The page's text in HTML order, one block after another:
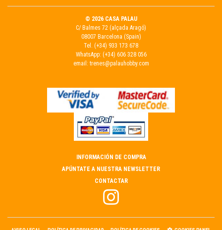
© 2026 CASA PALAU
C/ Balmes 72 (alçada Aragó)
08007 Barcelona (Spain)
Tel. (+34) 933 173 678
WhatsApp: (+34) 606 328 056
email: trenes@palauhobby.com
INFORMACIÓN DE COMPRA
APÚNTATE A NUESTRA NEWSLETTER
CONTACTAR